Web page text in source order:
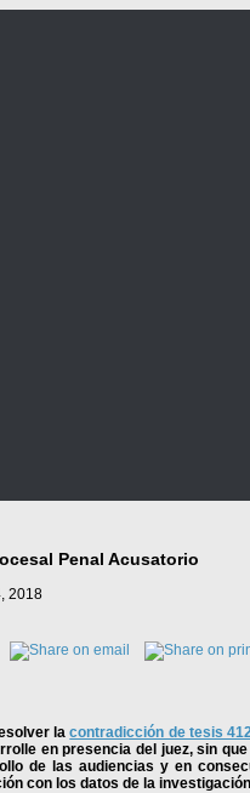
Penal Acusatorio
2018
lacontradicción de tesis
en presencia del juez, sin
de las audiencias y en
con los datos de la